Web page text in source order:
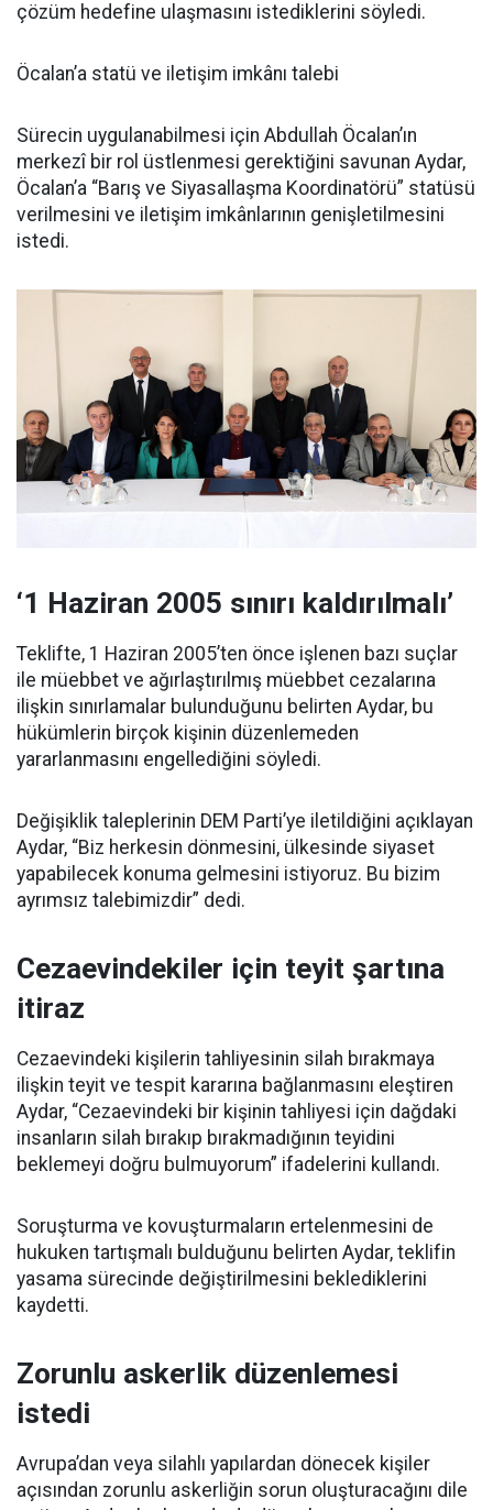
çözüm hedefine ulaşmasını istediklerini söyledi.
Öcalan’a statü ve iletişim imkânı talebi
Sürecin uygulanabilmesi için Abdullah Öcalan’ın
merkezî bir rol üstlenmesi gerektiğini savunan Aydar,
Öcalan’a “Barış ve Siyasallaşma Koordinatörü” statüsü
verilmesini ve iletişim imkânlarının genişletilmesini
istedi.
‘1 Haziran 2005 sınırı kaldırılmalı’
Teklifte, 1 Haziran 2005’ten önce işlenen bazı suçlar
ile müebbet ve ağırlaştırılmış müebbet cezalarına
ilişkin sınırlamalar bulunduğunu belirten Aydar, bu
hükümlerin birçok kişinin düzenlemeden
yararlanmasını engellediğini söyledi.
Değişiklik taleplerinin DEM Parti’ye iletildiğini açıklayan
Aydar, “Biz herkesin dönmesini, ülkesinde siyaset
yapabilecek konuma gelmesini istiyoruz. Bu bizim
ayrımsız talebimizdir” dedi.
Cezaevindekiler için teyit şartına
itiraz
Cezaevindeki kişilerin tahliyesinin silah bırakmaya
ilişkin teyit ve tespit kararına bağlanmasını eleştiren
Aydar, “Cezaevindeki bir kişinin tahliyesi için dağdaki
insanların silah bırakıp bırakmadığının teyidini
beklemeyi doğru bulmuyorum” ifadelerini kullandı.
Soruşturma ve kovuşturmaların ertelenmesini de
hukuken tartışmalı bulduğunu belirten Aydar, teklifin
yasama sürecinde değiştirilmesini beklediklerini
kaydetti.
Zorunlu askerlik düzenlemesi
istedi
Avrupa’dan veya silahlı yapılardan dönecek kişiler
açısından zorunlu askerliğin sorun oluşturacağını dile